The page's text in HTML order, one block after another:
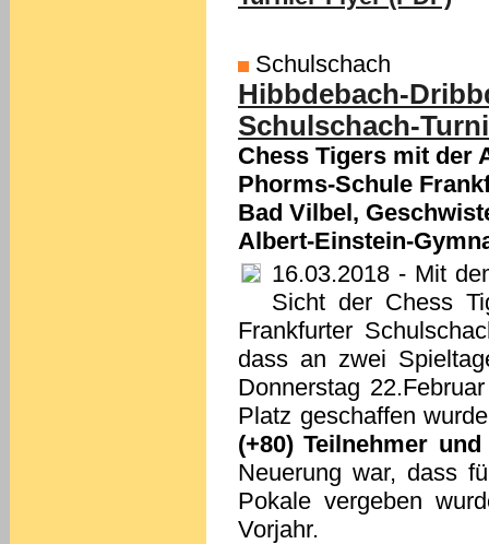
Schulschach
Hibbdebach-
Schulschach-
Chess Tigers mit der
Phorms-Schule
Bad Vilbel,
Albert-Einstein-
16.03.2018 - Mit
Sicht der Chess
Frankfurter
dass an zwei
Donnerstag
Platz geschaffen
(+80) Teilnehmer
Neuerung war, dass
Pokale vergeben
Vorjahr.